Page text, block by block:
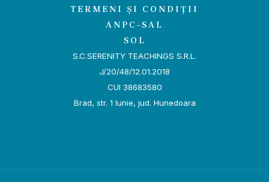
TERMENI ȘI CONDIȚII
ANPC-SAL
SOL
S.C.SERENITY TEACHINGS S.R.L.
J/20/48/12.01.2018
CUI 38683580
Brad, str. 1 Iunie, jud. Hunedoara